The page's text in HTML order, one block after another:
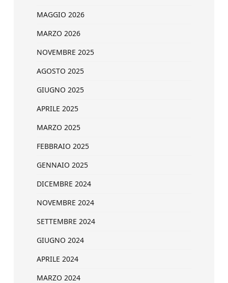
MAGGIO 2026
MARZO 2026
NOVEMBRE 2025
AGOSTO 2025
GIUGNO 2025
APRILE 2025
MARZO 2025
FEBBRAIO 2025
GENNAIO 2025
DICEMBRE 2024
NOVEMBRE 2024
SETTEMBRE 2024
GIUGNO 2024
APRILE 2024
MARZO 2024